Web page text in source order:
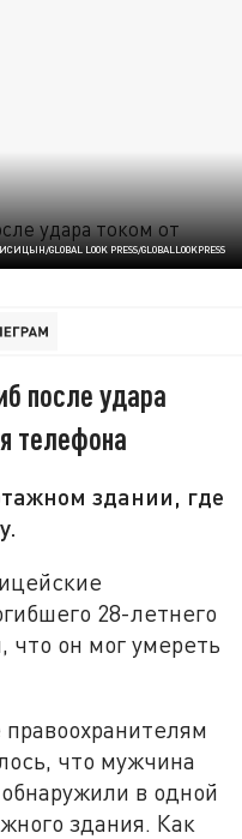
GLOBAL LOOK PRESS/GLOBALLOOKPRESS
после удара
телефона
здании, где
28-летнего
что он мог умереть
что мужчина
в одной
здания. Как